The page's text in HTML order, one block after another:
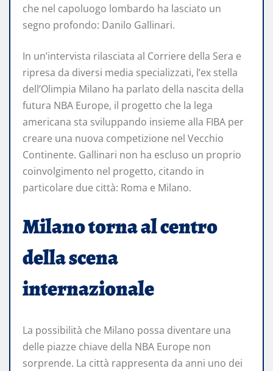
che nel capoluogo lombardo ha lasciato un
segno profondo: Danilo Gallinari.
In un’intervista rilasciata al Corriere della Sera e
ripresa da diversi media specializzati, l’ex stella
dell’Olimpia Milano ha parlato della nascita della
futura NBA Europe, il progetto che la lega
americana sta sviluppando insieme alla FIBA per
creare una nuova competizione nel Vecchio
Continente. Gallinari non ha escluso un proprio
coinvolgimento nel progetto, citando in
particolare due città: Roma e Milano.
Milano torna al centro
della scena
internazionale
La possibilità che Milano possa diventare una
delle piazze chiave della NBA Europe non
sorprende. La città rappresenta da anni uno dei